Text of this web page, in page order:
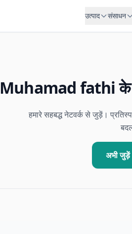
उत्पाद संसाधन
Muhamad fathi के
हमारे सहबद्ध नेटवर्क से जुड़ें।
अभी